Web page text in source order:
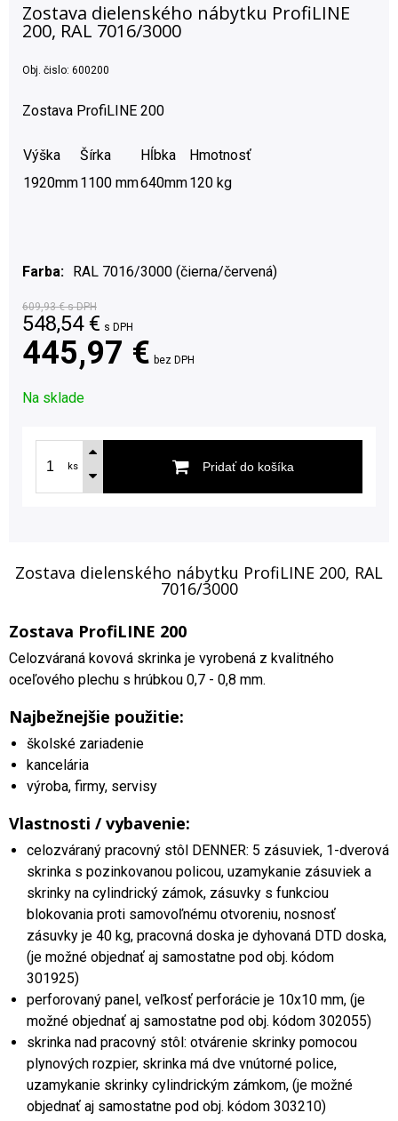
Zostava dielenského nábytku ProfiLINE
200, RAL 7016/3000
Obj. čislo: 600200
Zostava ProfiLINE 200
Výška Šírka Hĺbka
Hmotnosť
1920mm1100 mm640mm120 kg
Farba RAL 7016/3000 (čierna/červená)
609,93 €s DPH
548,54 € s DPH
445,97 € bez DPH
Na sklade
ks Pridať do košíka
Zostava dielenského nábytku ProfiLINE 200, RAL
7016/3000
Zostava ProfiLINE 200
Celozváraná kovová skrinka je vyrobená z kvalitného
oceľového plechu s hrúbkou 0,7 - 0,8 mm.
Najbežnejšie použitie:
školské zariadenie
kancelária
výroba, firmy, servisy
Vlastnosti / vybavenie:
celozváraný pracovný stôl DENNER: 5 zásuviek, 1-dverová
skrinka s pozinkovanou policou, uzamykanie zásuviek a
skrinky na cylindrický zámok, zásuvky s funkciou
blokovania proti samovoľnému otvoreniu, nosnosť
zásuvky je 40 kg, pracovná doska je dyhovaná DTD doska,
(je možné objednať aj samostatne pod obj. kódom
301925)
perforovaný panel, veľkosť perforácie je 10x10 mm, (je
možné objednať aj samostatne pod obj. kódom 302055)
skrinka nad pracovný stôl: otvárenie skrinky pomocou
plynových rozpier, skrinka má dve vnútorné police,
uzamykanie skrinky cylindrickým zámkom, (je možné
objednať aj samostatne pod obj. kódom 303210)